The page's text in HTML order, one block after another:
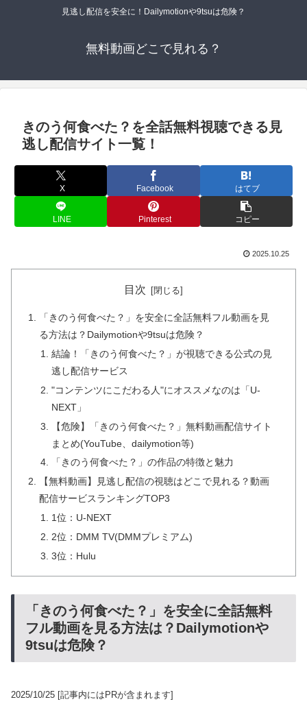
見逃し配信を安全に！Dailymotionや9tsuは危険？
無料動画どこで見れる？
きのう何食べた？を全話無料視聴できる見
逃し配信サイト一覧！
X Facebook はてブ
LINE Pinterest コピー
2025.10.25
目次
「きのう何食べた？」を安全に全話無料フル動画を見
る方法は？Dailymotionや9tsuは危険？
結論！「きのう何食べた？」が視聴できる公式の見
逃し配信サービス
"コンテンツにこだわる人"にオススメなのは「U-
NEXT」
【危険】「きのう何食べた？」無料動画配信サイト
まとめ(YouTube、dailymotion等)
「きのう何食べた？」の作品の特徴と魅力
【無料動画】見逃し配信の視聴はどこで見れる？動画
配信サービスランキングTOP3
1位：U-NEXT
2位：DMM TV(DMMプレミアム)
3位：Hulu
「きのう何食べた？」を安全に全話無料
フル動画を見る方法は？Dailymotionや
9tsuは危険？
2025/10/25 [記事内にはPRが含まれます]